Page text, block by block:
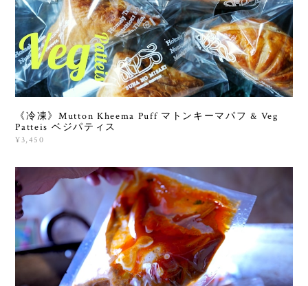
《冷凍》Mutton Kheema Puff マトンキーマパフ & Veg
Patteis ベジパティス
¥3,450